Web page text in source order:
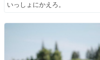
いっしょにかえろ。